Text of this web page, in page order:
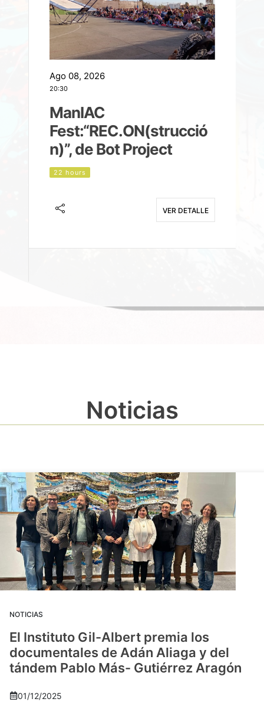
Ago 08, 2026
20:30
ManIAC
Fest:“REC.ON(strucció
n)”, de Bot Project
22 hours
VER DETALLE
Noticias
NOTICIAS
El Instituto Gil-Albert premia los
documentales de Adán Aliaga y del
tándem Pablo Más- Gutiérrez Aragón
01/12/2025